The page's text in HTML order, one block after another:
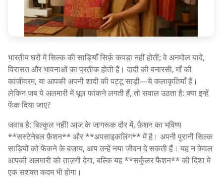
भारतीय घरों में सिल्क की साड़ियाँ सिर्फ़ कपड़ा नहीं होतीं; वे अनमोल यादें,
विरासत और भावनाओं का प्रतीक होती हैं। दादी की बनारसी, माँ की
कांजीवरम, या आपकी अपनी शादी की पट्टू साड़ी—ये कलाकृतियाँ हैं।
लेकिन जब ये अलमारी में धूल फांकने लगती हैं, तो सवाल उठता है: क्या इन्हें
फेंक दिया जाए?
जवाब है: बिल्कुल नहीं! आज के जागरूक दौर में, फ़ैशन का भविष्य
**सस्टेनेबल फ़ैशन** और **अपसाइकलिंग** में है। अपनी पुरानी सिल्क
साड़ियों को फेंकने के बजाय, आप उन्हें नया जीवन दे सकती हैं। यह न केवल
आपकी अलमारी को ताज़गी देगा, बल्कि यह **सर्कुलर फैशन** की दिशा में
एक सशक्त कदम भी होगा।